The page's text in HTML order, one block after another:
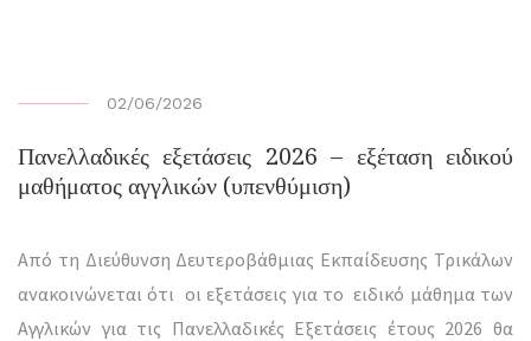
02/06/2026
Πανελλαδικές εξετάσεις 2026 – εξέταση ειδικού
μαθήματος αγγλικών (υπενθύμιση)
Από τη Διεύθυνση Δευτεροβάθμιας Εκπαίδευσης Τρικάλων
ανακοινώνεται ότι οι εξετάσεις για το ειδικό μάθημα των
Αγγλικών για τις Πανελλαδικές Εξετάσεις έτους 2026 θα